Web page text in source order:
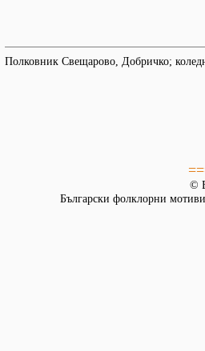
Полковник Свещарово, Добричко;
©
Български фолклорни